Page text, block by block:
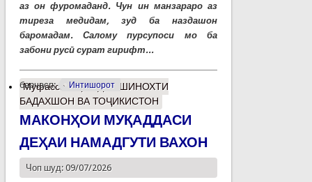
аз он фуромаданд. Чун ин манзараро аз
тиреза медидам, зуд ба наздашон
баромадам. Салому пурсупоси мо ба
забони русӣ сурат гирифт...
барчасп: Интишорот
Муфассалтаро ДАР ШИНОХТИ
БАДАХШОН ВА ТОҶИКИСТОН
МАКОНҲОИ МУҚАДДАСИ
ДЕҲАИ НАМАДГУТИ ВАХОН
Чоп шуд: 09/07/2026